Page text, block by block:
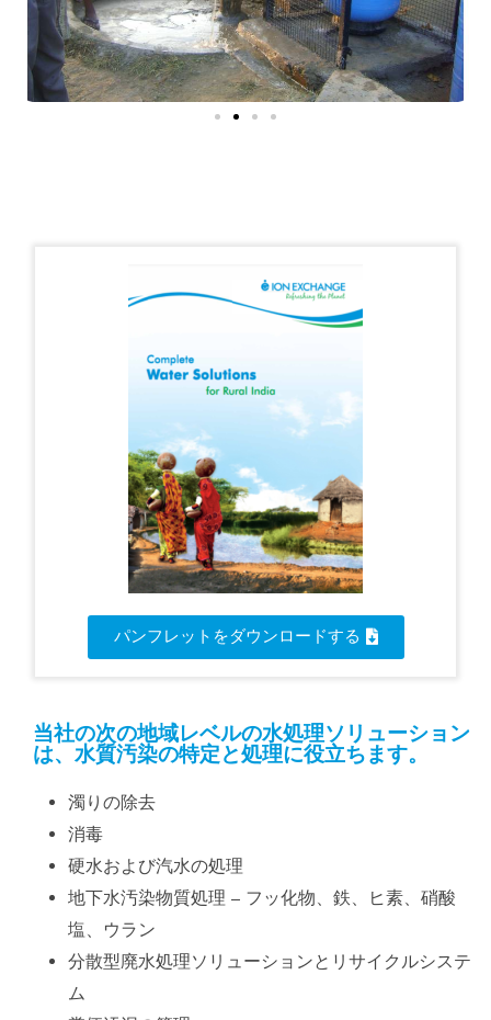
パンフレットをダウンロードする
当社の次の地域レベルの水処理ソリューション
は、水質汚染の特定と処理に役立ちます。
濁りの除去
消毒
硬水および汽水の処理
地下水汚染物質処理 – フッ化物、鉄、ヒ素、硝酸
塩、ウラン
分散型廃水処理ソリューションとリサイクルシステ
ム